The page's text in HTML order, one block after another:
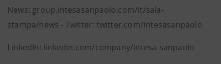
News: group.intesasanpaolo.com/it/sala-
stampa/news - Twitter: twitter.com/intesasanpaolo
LinkedIn: linkedin.com/company/intesa-sanpaolo